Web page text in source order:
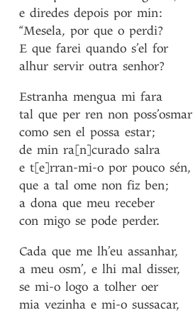
e diredes depois por min:
“Mesela, por que o perdi?
E que farei quando s’el for
alhur servir outra senhor?
Estranha mengua mi fara
tal que per ren non poss’osmar
como sen el possa estar;
de min ra[n]curado salra
e t[e]rran-mi-o por pouco sén,
que a tal ome non fiz ben;
a dona que meu receber
con migo se pode perder.
Cada que me lh’eu assanhar,
a meu osm’, e lhi mal disser,
se mi-o logo a tolher oer
mia vezinha e mi-o sussacar,